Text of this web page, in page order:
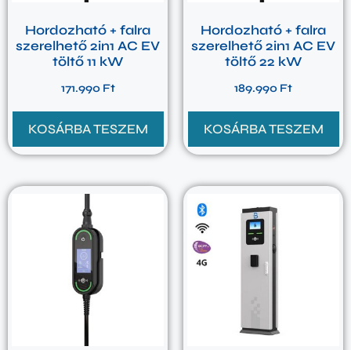
Hordozható + falra
szerelhető 2in1 AC EV
töltő 11 kW
171.990 Ft
KOSÁRBA TESZEM
Hordozható + falra
szerelhető 2in1 AC EV
töltő 22 kW
189.990 Ft
KOSÁRBA TESZEM